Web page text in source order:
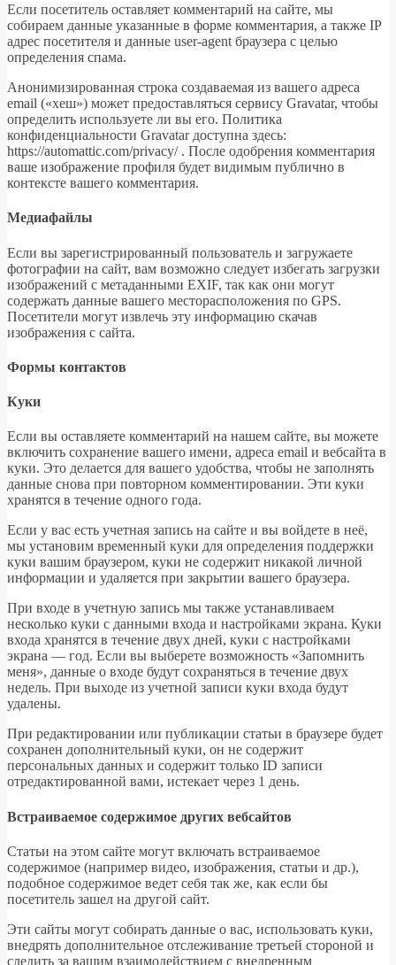
Если посетитель оставляет комментарий на сайте, мы
собираем данные указанные в форме комментария, а также IP
адрес посетителя и данные user-agent браузера с целью
определения спама.
Анонимизированная строка создаваемая из вашего адреса
email («хеш») может предоставляться сервису Gravatar, чтобы
определить используете ли вы его. Политика
конфиденциальности Gravatar доступна здесь:
https://automattic.com/privacy/ . После одобрения комментария
ваше изображение профиля будет видимым публично в
контексте вашего комментария.
Медиафайлы
Если вы зарегистрированный пользователь и загружаете
фотографии на сайт, вам возможно следует избегать загрузки
изображений с метаданными EXIF, так как они могут
содержать данные вашего месторасположения по GPS.
Посетители могут извлечь эту информацию скачав
изображения с сайта.
Формы контактов
Куки
Если вы оставляете комментарий на нашем сайте, вы можете
включить сохранение вашего имени, адреса email и вебсайта в
куки. Это делается для вашего удобства, чтобы не заполнять
данные снова при повторном комментировании. Эти куки
хранятся в течение одного года.
Если у вас есть учетная запись на сайте и вы войдете в неё,
мы установим временный куки для определения поддержки
куки вашим браузером, куки не содержит никакой личной
информации и удаляется при закрытии вашего браузера.
При входе в учетную запись мы также устанавливаем
несколько куки с данными входа и настройками экрана. Куки
входа хранятся в течение двух дней, куки с настройками
экрана — год. Если вы выберете возможность «Запомнить
меня», данные о входе будут сохраняться в течение двух
недель. При выходе из учетной записи куки входа будут
удалены.
При редактировании или публикации статьи в браузере будет
сохранен дополнительный куки, он не содержит
персональных данных и содержит только ID записи
отредактированной вами, истекает через 1 день.
Встраиваемое содержимое других вебсайтов
Статьи на этом сайте могут включать встраиваемое
содержимое (например видео, изображения, статьи и др.),
подобное содержимое ведет себя так же, как если бы
посетитель зашел на другой сайт.
Эти сайты могут собирать данные о вас, использовать куки,
внедрять дополнительное отслеживание третьей стороной и
следить за вашим взаимодействием с внедренным